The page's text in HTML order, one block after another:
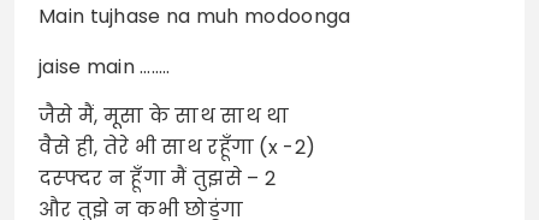
Main tujhase na muh modoonga
jaise main ……..
जैसे मैं, मूसा के साथ साथ था
वैसे ही, तेरे भी साथ रहूँगा (x -2)
दस्फ्दर न हूँगा मैं तुझसे – 2
और तुझे न कभी छोडूंगा